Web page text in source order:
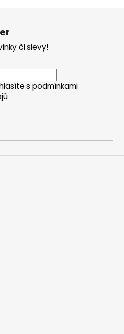
či slevy!
s podmínkami